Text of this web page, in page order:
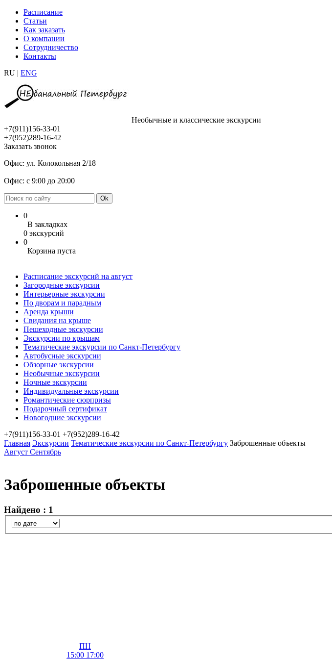
Расписание
Статьи
Как заказать
О компании
Сотрудничество
Контакты
RU | ENG
Необычные и классические экскурсии
+7(911)156-33-01
+7(952)289-16-42
Заказать звонок
Офис: ул. Колокольная 2/18
Офис: с 9:00 до 20:00
0
В закладках
0 экскурсий
0
Корзина пуста
Расписание экскурсий на август
Загородные экскурсии
Интерьерные экскурсии
По дворам и парадным
Аренда крыши
Свидания на крыше
Пешеходные экскурсии
Экскурсии по крышам
Тематические экскурсии по Санкт-Петербургу
Автобусные экскурсии
Обзорные экскурсии
Необычные экскурсии
Ночные экскурсии
Индивидуальные экскурсии
Романтические сюрпризы
Подарочный сертификат
Новогодние экскурсии
+7(911)156-33-01 +7(952)289-16-42
Главная Экскурсии Тематические экскурсии по Санкт-Петербургу Заброшенные объекты
Август Сентябрь
Заброшенные объекты
Найдено : 1
ПН
15:00 17:00